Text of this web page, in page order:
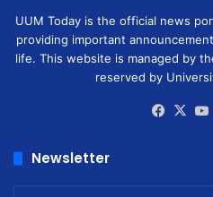
UUM Today is the official news
providing important
life. This website is managed by
reserved by
X
Newsletter